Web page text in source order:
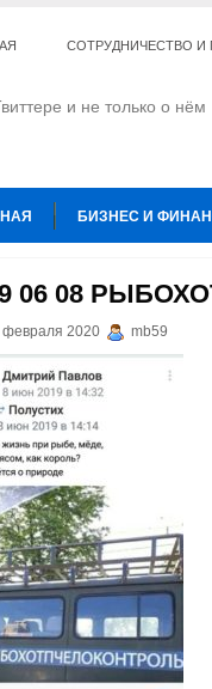
СОТРУДНИЧЕСТВО
и не только о нём
БИЗНЕС И
ПРИРУЧИЛИ
06 08
февраля 2020 mb59